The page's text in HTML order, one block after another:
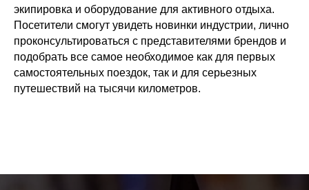
экипировка и оборудование для активного отдыха.
Посетители смогут увидеть новинки индустрии, лично
проконсультироваться с представителями брендов и
подобрать все самое необходимое как для первых
самостоятельных поездок, так и для серьезных
путешествий на тысячи километров.